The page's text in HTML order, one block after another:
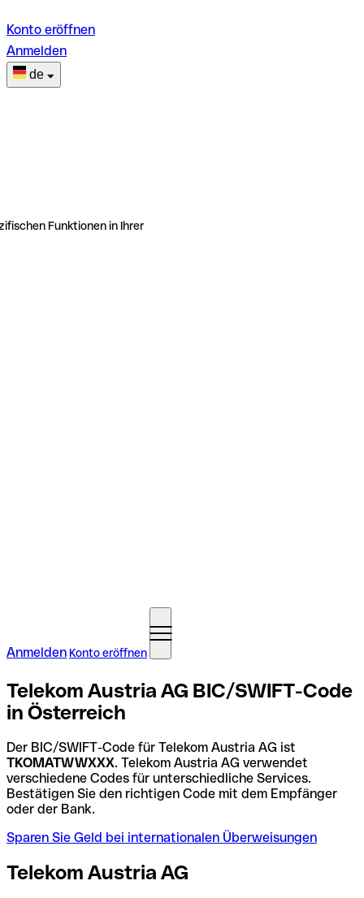
Konto eröffnen
Anmelden
de
Funktionen in Ihrer
Anmelden Konto eröffnen
Telekom Austria AG BIC/SWIFT-Code
in Österreich
Der BIC/SWIFT-Code für Telekom Austria AG ist
TKOMATWWXXX. Telekom Austria AG verwendet
verschiedene Codes für unterschiedliche Services.
Bestätigen Sie den richtigen Code mit dem Empfänger
oder der Bank.
Sparen Sie Geld bei internationalen Überweisungen
Telekom Austria AG